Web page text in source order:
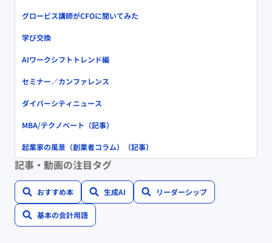
グロービス講師がCFOに聞いてみた
学び交換
AIワークシフトトレンド編
セミナー／カンファレンス
ダイバーシティニュース
MBA/テクノベート（記事）
起業家の風景（創業者コラム）（記事）
記事・動画の注目タグ
おすすめ本 生成AI リーダーシップ
基本の会計用語